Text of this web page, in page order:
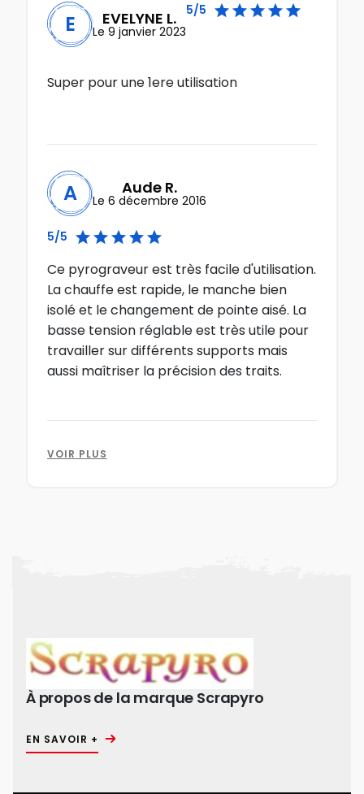
E EVELYNE L.
Le 9 janvier 2023
5/5 
Super pour une 1ere utilisation
A Aude R.
Le 6 décembre 2016
5/5 
Ce pyrograveur est très facile d'utilisation.
La chauffe est rapide, le manche bien
isolé et le changement de pointe aisé. La
basse tension réglable est très utile pour
travailler sur différents supports mais
aussi maîtriser la précision des traits.
VOIR PLUS
À propos de la marque Scrapyro
EN SAVOIR +